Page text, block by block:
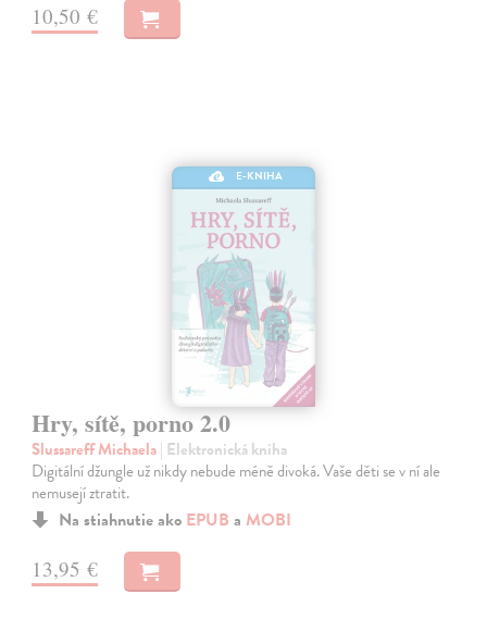
10,50 €
E-KNIHA
Hry, sítě, porno 2.0
Slussareff Michaela| Elektronická kniha
Digitální džungle už nikdy nebude méně divoká. Vaše děti se v ní ale
nemusejí ztratit.
Na stiahnutie ako EPUB a MOBI
13,95 €